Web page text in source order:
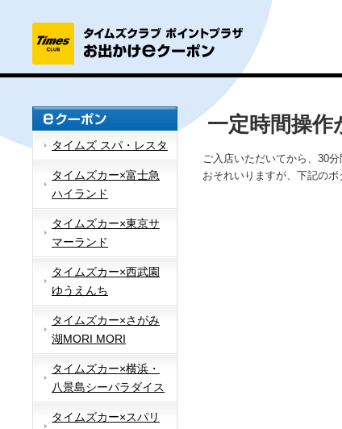
タイムズ スパ・レスタ
タイムズカー×富士急
ハイランド
タイムズカー×東京サ
マーランド
タイムズカー×西武園
ゆうえんち
タイムズカー×さがみ
湖MORI MORI
タイムズカー×横浜・
八景島シーパラダイス
タイムズカー×スパリ
一定時間操作
ご入店いただいてから、30
おそれいりますが、下記のボ